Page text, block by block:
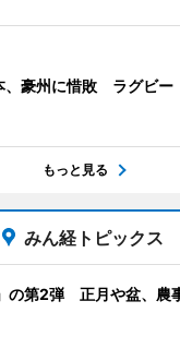
、豪州に惜敗 ラグビー
もっと見る
みん経トピックス
の第2弾 正月や盆、農